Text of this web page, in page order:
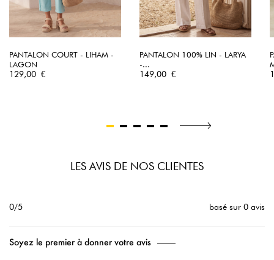
PANTALON COURT - LIHAM -
LAGON
Prix
129,00 €
PANTALON 100% LIN - LARYA
-...
Prix
149,00 €
LES AVIS DE NOS CLIENTES
0/5 basé sur 0 avis
Soyez le premier à donner votre avis